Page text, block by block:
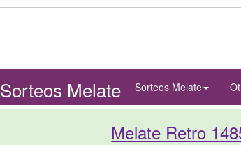
Sorteos Melate Sorteos Melate
Melate Retro